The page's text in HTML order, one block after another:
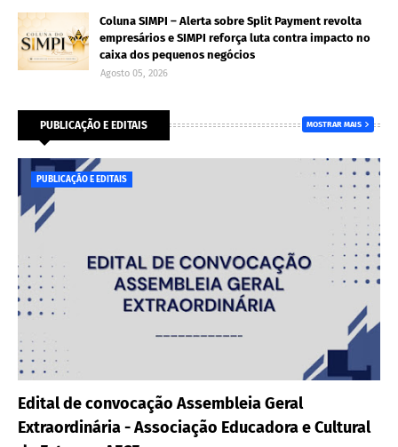
Coluna SIMPI – Alerta sobre Split Payment revolta
empresários e SIMPI reforça luta contra impacto no
caixa dos pequenos negócios
Agosto 05, 2026
PUBLICAÇÃO E EDITAIS MOSTRAR MAIS
PUBLICAÇÃO E EDITAIS
Edital de convocação Assembleia Geral
Extraordinária - Associação Educadora e Cultural